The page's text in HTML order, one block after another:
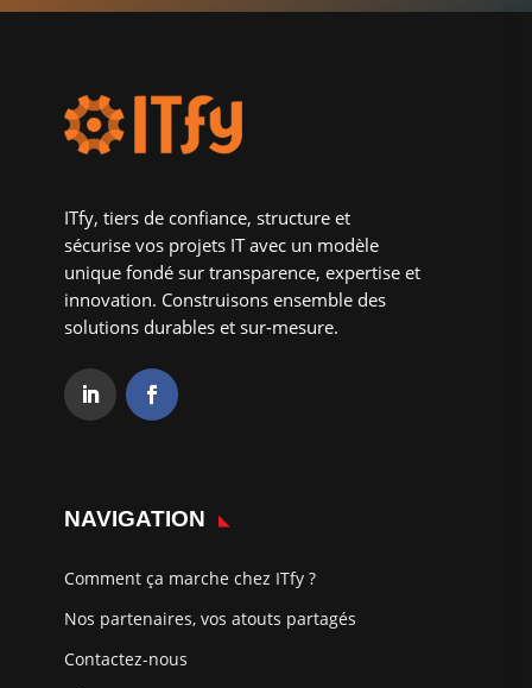
ITfy, tiers de confiance, structure et
sécurise vos projets IT avec un modèle
unique fondé sur transparence, expertise et
innovation. Construisons ensemble des
solutions durables et sur-mesure.
NAVIGATION
Comment ça marche chez ITfy ?
Nos partenaires, vos atouts partagés
Contactez-nous